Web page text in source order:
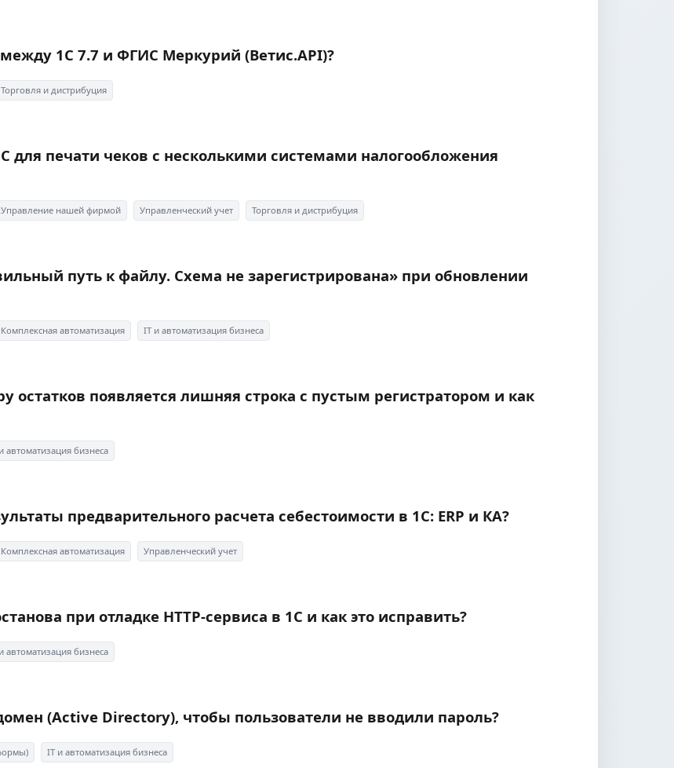
1С 7.7 и ФГИС Меркурий (Ветис.API)?
Торговля и дистрибуция
для печати чеков с несколькими системами налогообложения
нашей фирмой Управленческий учет Торговля и дистрибуция
путь к файлу. Схема не зарегистрирована» при обновлении
автоматизация IT и автоматизация бизнеса
остатков появляется лишняя строка с пустым регистратором и как
автоматизация бизнеса
предварительного расчета себестоимости в 1С: ERP и КА?
автоматизация Управленческий учет
при отладке HTTP-сервиса в 1С и как это исправить?
автоматизация бизнеса
(Active Directory), чтобы пользователи не вводили пароль?
IT и автоматизация бизнеса